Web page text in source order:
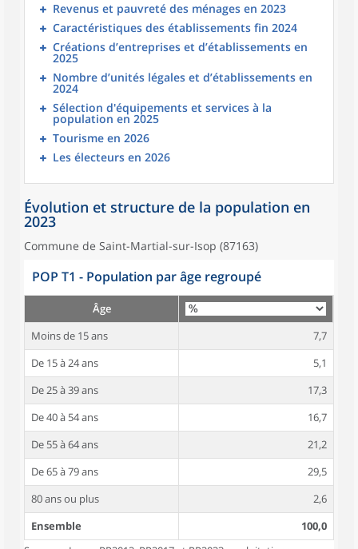
Revenus et pauvreté des ménages en 2023
Caractéristiques des établissements fin 2024
Créations d’entreprises et d’établissements en
2025
Nombre d’unités légales et d’établissements en
2024
Sélection d'équipements et services à la
population en 2025
Tourisme en 2026
Les électeurs en 2026
Évolution et structure de la population en
2023
Commune de Saint-Martial-sur-Isop (87163)
POP T1 - Population par âge regroupé
Âge
Moins de 15 ans
7,7
De 15 à 24 ans
5,1
De 25 à 39 ans
17,3
De 40 à 54 ans
16,7
De 55 à 64 ans
21,2
De 65 à 79 ans
29,5
80 ans ou plus
2,6
Ensemble
100,0